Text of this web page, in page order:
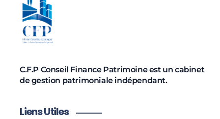
C.F.P Conseil Finance Patrimoine est un cabinet
de gestion patrimoniale indépendant.
Liens Utiles